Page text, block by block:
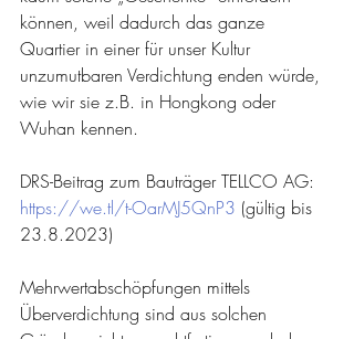
können, weil dadurch das ganze
Quartier in einer für unser Kultur
unzumutbaren Verdichtung enden würde,
wie wir sie z.B. in Hongkong oder
Wuhan kennen.
DRS-Beitrag zum Bauträger TELLCO AG:
https://we.tl/t-OarMJ5QnP3 (gültig bis
23.8.2023)
Mehrwertabschöpfungen mittels
Überverdichtung sind aus solchen